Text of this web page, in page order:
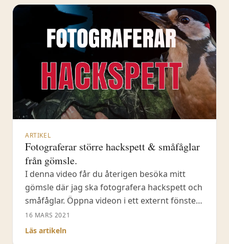
riktigt bra resultat med båda duvhökarna
ARTIKEL
Fotograferar större hackspett & småfåglar
från gömsle.
I denna video får du återigen besöka mitt
gömsle där jag ska fotografera hackspett och
småfåglar. Öppna videon i ett externt fönster
(Youtube). Prenumerera på min Youtube-
kanal! Anmäl dig till nyhetsbrevet.
16 MARS 2021
Läs artikeln